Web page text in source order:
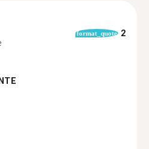
format_quote 2